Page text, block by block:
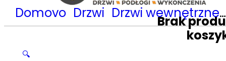
Brak
Domovo Drzwi Drzwi wewnętrzne
🔍